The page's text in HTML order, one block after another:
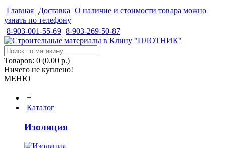
Главная Доставка О наличие и стоимости товара можно
узнать по телефону
8-903-001-55-69 8-903-269-50-87
Товаров: 0 (0.00 р.)
Ничего не куплено!
МЕНЮ
+
Каталог
Изоляция